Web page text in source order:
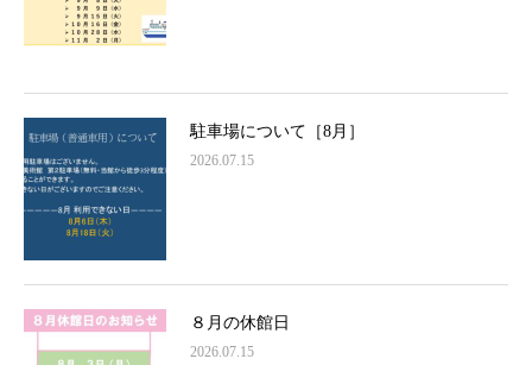
駐車場について［8月］
2026.07.15
８月の休館日
2026.07.15